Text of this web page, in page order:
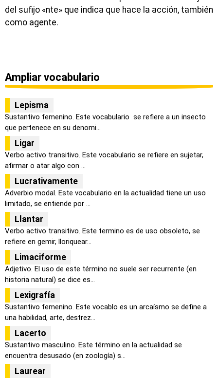
del sufijo «nte» que indica que hace la acción, también
como agente.
Ampliar vocabulario
Lepisma
Sustantivo femenino. Este vocabulario se refiere a un insecto
que pertenece en su denomi...
Ligar
Verbo activo transitivo. Este vocabulario se refiere en sujetar,
afirmar o atar algo con ...
Lucrativamente
Adverbio modal. Este vocabulario en la actualidad tiene un uso
limitado, se entiende por ...
Llantar
Verbo activo transitivo. Este termino es de uso obsoleto, se
refiere en gemir, lloriquear...
Limaciforme
Adjetivo. El uso de este término no suele ser recurrente (en
historia natural) se dice es...
Lexigrafía
Sustantivo femenino. Este vocablo es un arcaísmo se define a
una habilidad, arte, destrez...
Lacerto
Sustantivo masculino. Este término en la actualidad se
encuentra desusado (en zoología) s...
Laurear